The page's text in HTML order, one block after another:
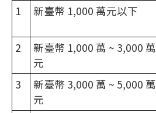
1
新臺幣 1,000 萬元以下
2
新臺幣 1,000 萬 ~ 3,000 萬
元
3
新臺幣 3,000 萬 ~ 5,000 萬
元